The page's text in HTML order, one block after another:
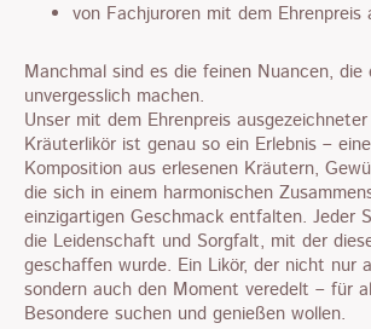
von Fachjuroren mit dem Ehrenpreis
Manchmal sind es die feinen Nuancen, die
unvergesslich machen.
Unser mit dem Ehrenpreis
Kräuterlikör ist genau so ein Erlebnis –
Komposition aus erlesenen Kräutern,
die sich in einem harmonischen
einzigartigen Geschmack entfalten. Jeder
die Leidenschaft und Sorgfalt, mit der
geschaffen wurde. Ein Likör, der nicht nur
sondern auch den Moment veredelt – für
Besondere suchen und genießen wollen.